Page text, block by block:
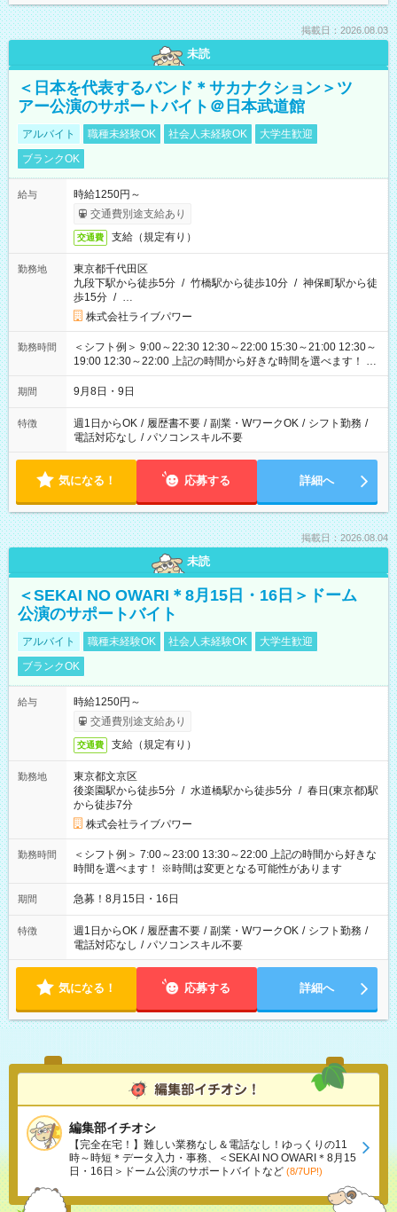
掲載日：2026.08.03
未読
＜日本を代表するバンド＊サカナクション＞ツ
アー公演のサポートバイト＠日本武道館
アルバイト 職種未経験OK 社会人未経験OK
大学生歓迎
ブランクOK
給与
時給1250円～
交通費別途支給あり
交通費 支給（規定有り）
勤務地
東京都千代田区
九段下駅から徒歩5分 / 竹橋駅から徒歩10分 / 神保町駅から徒
歩15分 / …
株式会社ライブパワー
勤務時間
＜シフト例＞ 9:00～22:30 12:30～22:00 15:30～21:00 12:30～
19:00 12:30～22:00 上記の時間から好きな時間を選べます！ ※
時間は変更となる可能性があります
期間 9月8日・9日
特徴 週1日からOK / 履歴書不要 / 副業・WワークOK / シフト勤務 /
電話対応なし / パソコンスキル不要
気になる！ 応募する 詳細へ
掲載日：2026.08.04
未読
＜SEKAI NO OWARI＊8月15日・16日＞ドーム
公演のサポートバイト
アルバイト 職種未経験OK 社会人未経験OK
大学生歓迎
ブランクOK
給与
時給1250円～
交通費別途支給あり
交通費 支給（規定有り）
勤務地
東京都文京区
後楽園駅から徒歩5分 / 水道橋駅から徒歩5分 / 春日(東京都)駅
から徒歩7分
株式会社ライブパワー
勤務時間
＜シフト例＞ 7:00～23:00 13:30～22:00 上記の時間から好きな
時間を選べます！ ※時間は変更となる可能性があります
期間 急募！8月15日・16日
特徴 週1日からOK / 履歴書不要 / 副業・WワークOK / シフト勤務 /
電話対応なし / パソコンスキル不要
気になる！ 応募する 詳細へ
編集部イチオシ
【完全在宅！】難しい業務なし＆電話なし！ゆっくりの11
時～時短＊データ入力・事務、＜SEKAI NO OWARI＊8月15
日・16日＞ドーム公演のサポートバイトなど (8/7UP!)